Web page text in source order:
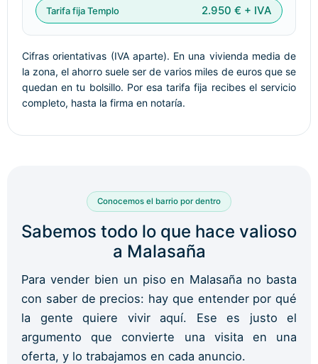
2.950 € + IVA
Cifras orientativas (IVA aparte). En una vivienda media de
la zona, el ahorro suele ser de varios miles de euros que se
quedan en tu bolsillo. Por esa tarifa fija recibes el servicio
completo, hasta la firma en notaría.
Conocemos el barrio por dentro
Sabemos todo lo que hace valioso
a Malasaña
Para vender bien un piso en Malasaña no basta
con saber de precios: hay que entender por qué
la gente quiere vivir aquí. Ese es justo el
argumento que convierte una visita en una
oferta, y lo trabajamos en cada anuncio.